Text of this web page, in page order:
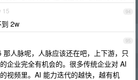
94
15
2w
95
那人脉呢，人脉应该还在吧，上下游，只
企业完全有机会的。很多传统企业对 AI
视频里。AI 能力迭代的越快，越有机